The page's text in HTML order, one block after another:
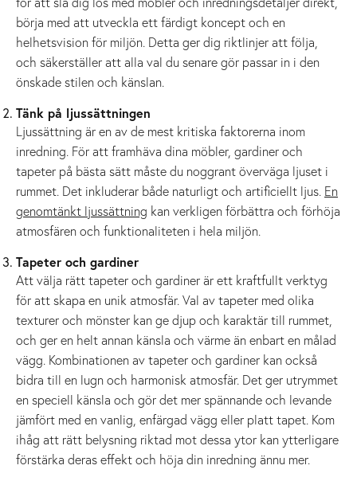
börja med att utveckla ett färdigt koncept och en
helhetsvision för miljön. Detta ger dig riktlinjer att följa,
och säkerställer att alla val du senare gör passar in i den
önskade stilen och känslan.
Tänk på ljussättningen
Ljussättning är en av de mest kritiska faktorerna inom
inredning. För att framhäva dina möbler, gardiner och
tapeter på bästa sätt måste du noggrant överväga ljuset i
rummet. Det inkluderar både naturligt och artificiellt ljus. En
genomtänkt ljussättning kan verkligen förbättra och förhöja
atmosfären och funktionaliteten i hela miljön.
Tapeter och gardiner
Att välja rätt tapeter och gardiner är ett kraftfullt verktyg
för att skapa en unik atmosfär. Val av tapeter med olika
texturer och mönster kan ge djup och karaktär till rummet,
och ger en helt annan känsla och värme än enbart en målad
vägg. Kombinationen av tapeter och gardiner kan också
bidra till en lugn och harmonisk atmosfär. Det ger utrymmet
en speciell känsla och gör det mer spännande och levande
jämfört med en vanlig, enfärgad vägg eller platt tapet. Kom
ihåg att rätt belysning riktad mot dessa ytor kan ytterligare
förstärka deras effekt och höja din inredning ännu mer.